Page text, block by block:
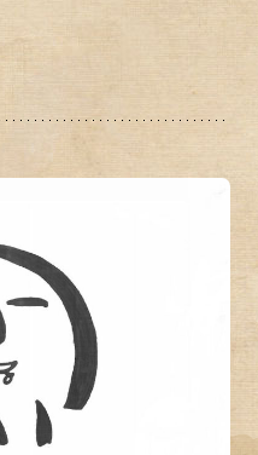
2025年3月31日 (月)昼